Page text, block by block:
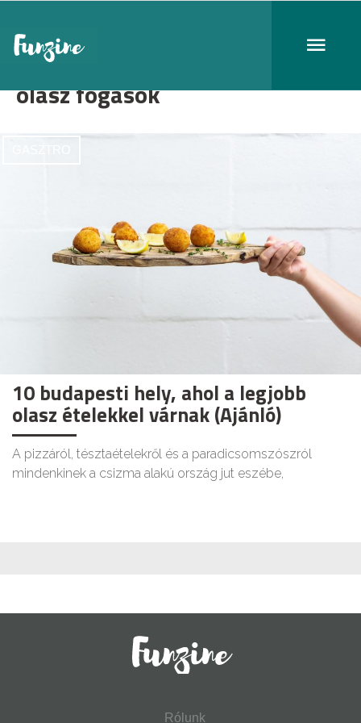
olasz fogások
10 budapesti hely, ahol a legjobb
olasz ételekkel várnak (Ajánló)
A pizzáról, tésztaételekről és a paradicsomszószról
mindenkinek a csizma alakú ország jut eszébe,
Rólunk